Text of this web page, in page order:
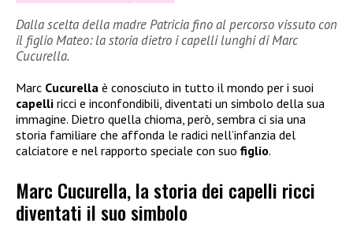
Dalla scelta della madre Patricia fino al percorso vissuto con
il figlio Mateo: la storia dietro i capelli lunghi di Marc
Cucurella.
Marc Cucurella è conosciuto in tutto il mondo per i suoi
capelli ricci e inconfondibili, diventati un simbolo della sua
immagine. Dietro quella chioma, però, sembra ci sia una
storia familiare che affonda le radici nell’infanzia del
calciatore e nel rapporto speciale con suo figlio.
Marc Cucurella, la storia dei capelli ricci
diventati il suo simbolo